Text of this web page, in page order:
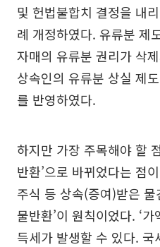
및 헌법불합치 결정을 내
례 개정하였다. 유류분 제
자매의 유류분 권리가 삭
상속인의 유류분 상실 제
를 반영하였다.
하지만 가장 주목해야 할
반환’으로 바뀌었다는 점
주식 등 상속(증여)받은 물
물반환’이 원칙이었다. ‘
득세가 발생할 수 있다.